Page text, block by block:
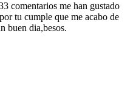
comentarios me han gustado
tu cumple que me acabo de
buen dia,besos.